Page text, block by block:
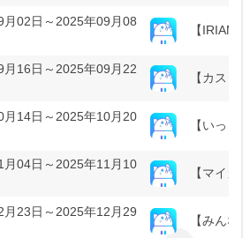
月02日～2025年09月08
【IRIAM
月16日～2025年09月22
【カスタ
月14日～2025年10月20
【いっし
月04日～2025年11月10
【マイカ
月23日～2025年12月29
【みんな